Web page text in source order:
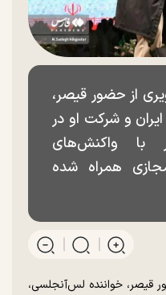
از حضور قیصر،
و شرکت او در
با واکنش‌های
همراه شده
قیصر، خواننده لس‌آنجلسی،